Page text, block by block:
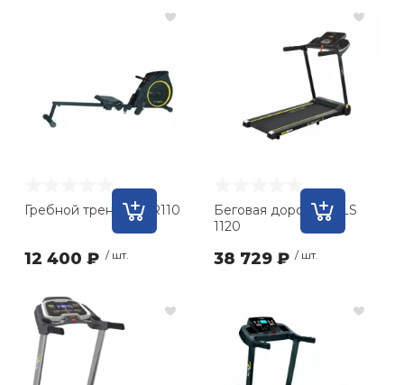
Гребной тренажёр R110
12 400 ₽ / шт.
Беговая дорожка ALS
1120
38 729 ₽ / шт.